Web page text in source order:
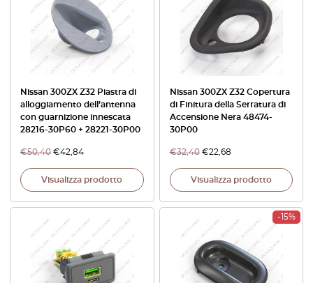
Nissan 300ZX Z32 Piastra di
alloggiamento dell’antenna
con guarnizione innescata
28216-30P60 + 28221-30P00
€50,40 €42,84
Visualizza prodotto
Nissan 300ZX Z32 Copertura
di Finitura della Serratura di
Accensione Nera 48474-
30P00
€32,40 €22,68
Visualizza prodotto
-15%